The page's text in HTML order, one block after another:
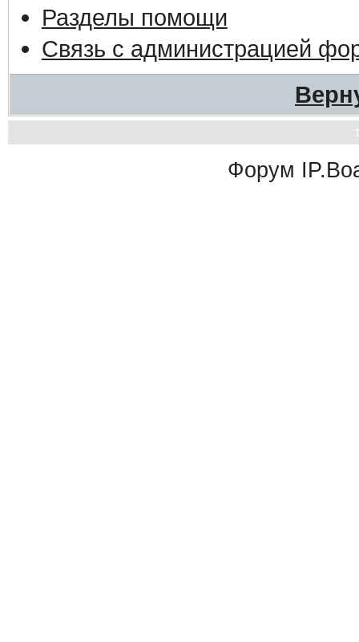
Разделы помощи
Связь с администрацией
Форум